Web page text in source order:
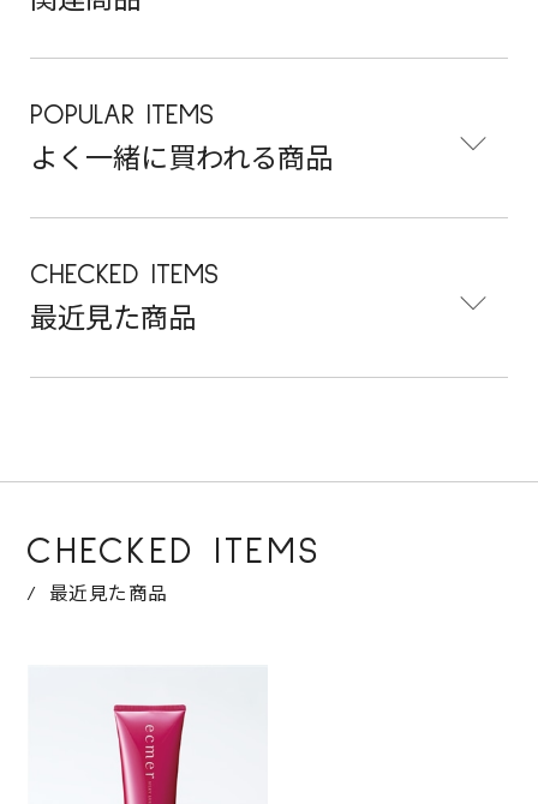
POPULAR ITEMS
よく一緒に買われる商品
CHECKED ITEMS
最近見た商品
CHECKED ITEMS
最近見た商品